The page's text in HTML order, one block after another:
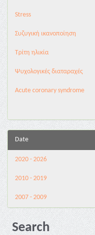
Stress
Συζυγική ικανοποίηση
Τρίτη ηλικία
Ψυχολογικές διαταραχές
Acute coronary syndrome
Date
2020 - 2026
2010 - 2019
2007 - 2009
Search